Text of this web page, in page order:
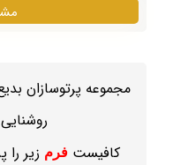
مجموعه پرتوسازان
کافیست فرم زیر را